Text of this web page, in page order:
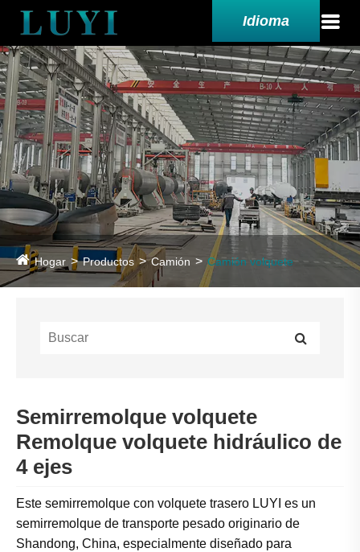
Idioma
Hogar Productos Camión Camión volquete
Semirremolque volquete
Remolque volquete hidráulico de
4 ejes
Este semirremolque con volquete trasero LUYI es un
semirremolque de transporte pesado originario de
Shandong, China, especialmente diseñado para